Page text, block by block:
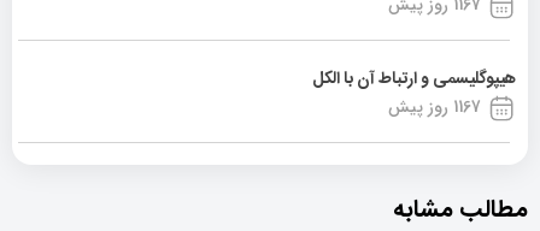
هیپوگلیسمی و ارتباط آن با الکل
1167 روز پیش
مطالب مشابه